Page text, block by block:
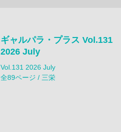
ギャルパラ・プラス Vol.131
2026 July
Vol.131 2026 July
全89ページ / 三栄